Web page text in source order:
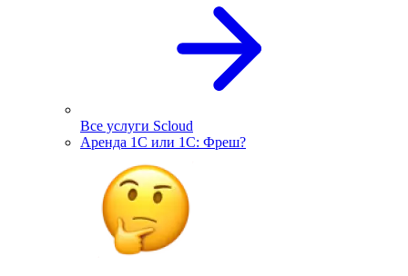
Все услуги Scloud
Аренда 1С или 1С: Фреш?